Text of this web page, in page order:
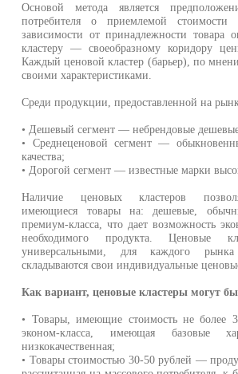
Основой метода является
потребителя о приемлемой стоимости
зависимости от принадлежности товара
кластеру — своеобразному коридору
Каждый ценовой кластер (барьер), по
своими характеристиками.
Среди продукции, предоставленной на
• Дешевый сегмент — небрендовые
• Среднеценовой сегмент —
качества;
• Дорогой сегмент — известные марки
Наличие ценовых кластеров
имеющиеся товары на: дешевые,
премиум-класса, что дает возможность
необходимого продукта. Ценовые
универсальными, для каждого
складываются свои индивидуальные
Как вариант, ценовые кластеры могут
• Товары, имеющие стоимость не более
эконом-класса, имеющая базовые
низкокачественная;
• Товары стоимостью 30-50 рублей —